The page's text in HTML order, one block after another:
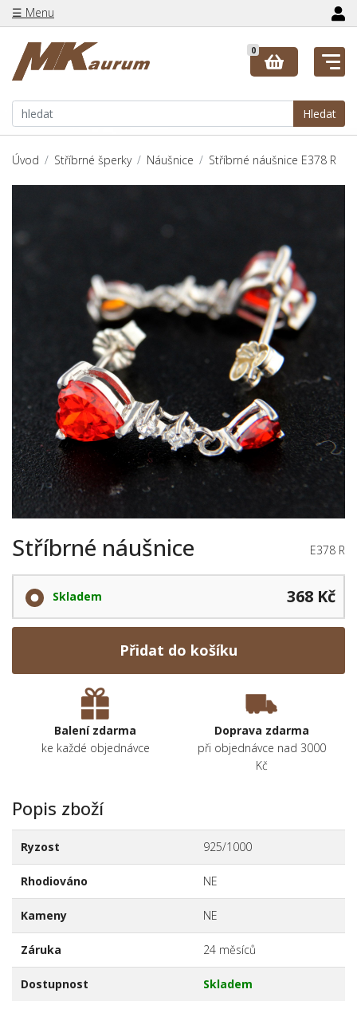
☰ Menu
Hledat
0
Úvod Stříbrné šperky Náušnice Stříbrné náušnice E378 R
Stříbrné náušnice E378 R
Skladem 368 Kč
Přidat do košíku
Balení zdarma
ke každé objednávce
Doprava zdarma
při objednávce nad 3000
Kč
Popis zboží
Ryzost 925/1000
Rhodiováno NE
Kameny NE
Záruka 24 měsíců
Dostupnost Skladem